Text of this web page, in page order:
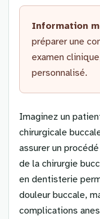
Information
préparer une
examen
personnalisé.
Imaginez un
chirurgicale
assurer un
de la chirurgie
en dentisterie
douleur buccale,
complications